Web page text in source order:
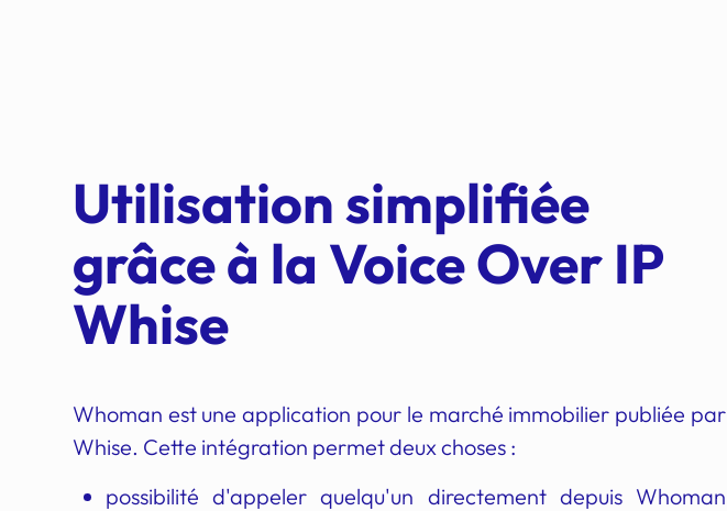
Utilisation simplifiée
grâce à la Voice Over IP
Whise
Whoman est une application pour le marché immobilier publiée par
Whise. Cette intégration permet deux choses :
possibilité d'appeler quelqu'un directement depuis Whoman